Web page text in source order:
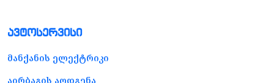
ავტოსერვისი
მანქანის ელექტრიკი
აირბაგის აღდგენა